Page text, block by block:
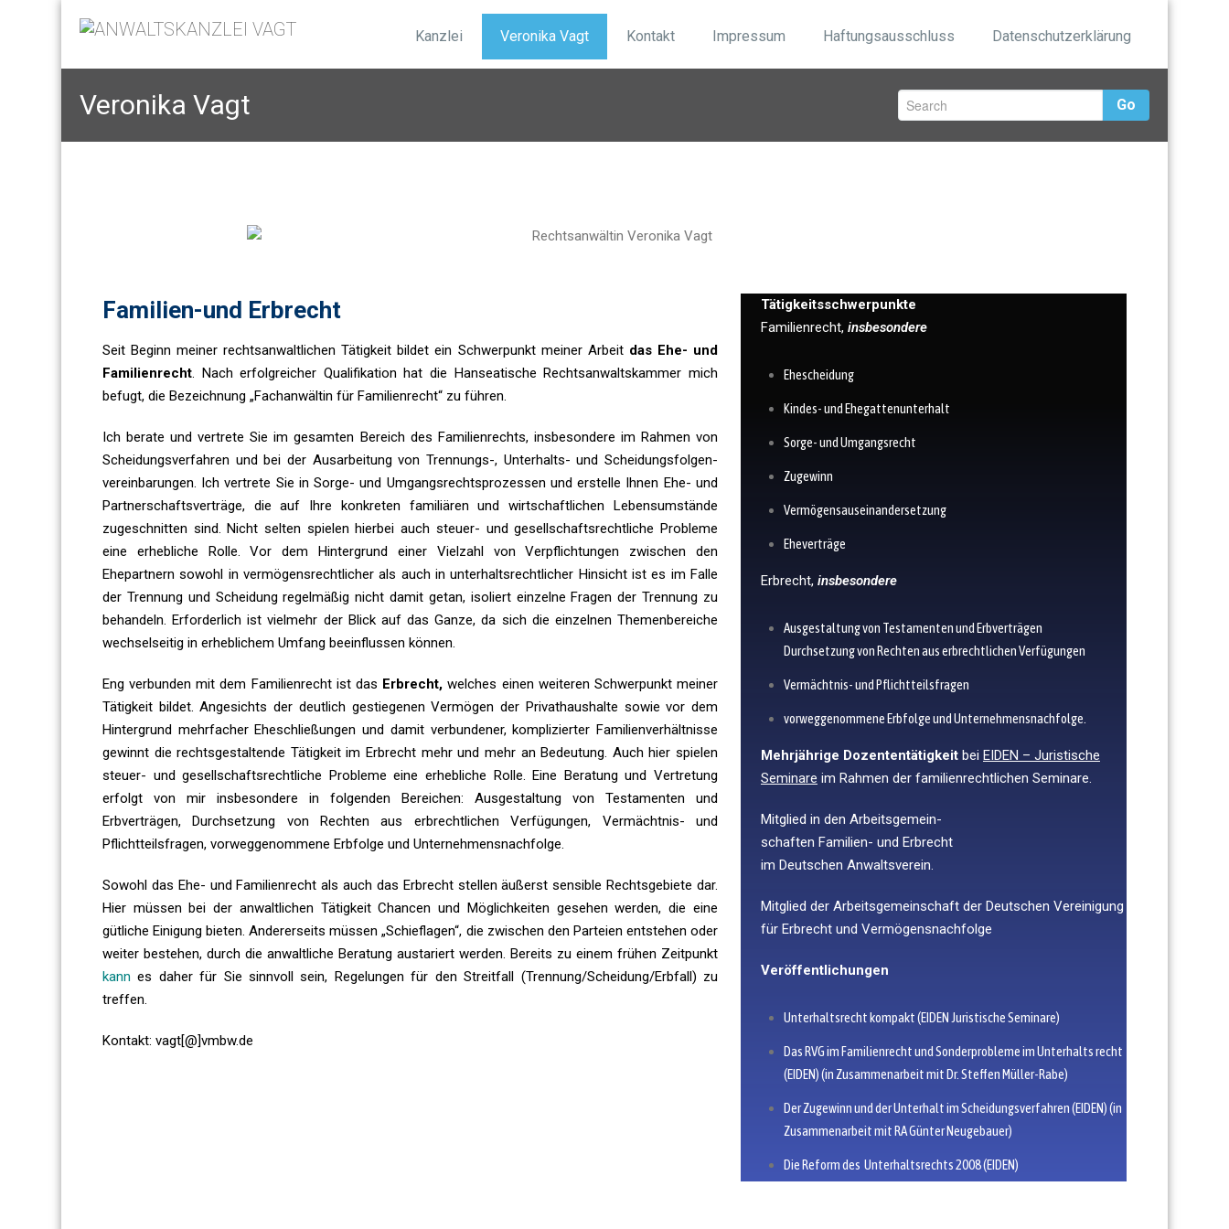
Kanzlei Veronika Vagt Kontakt Impressum Haftungsausschluss Datenschutzerklärung
Veronika Vagt Go
Familien-und Erbrecht
Seit Beginn meiner rechtsanwaltlichen Tätigkeit bildet ein Schwerpunkt meiner Arbeit das Ehe- und
Familienrecht . Nach erfolgreicher Qualifikation hat die Hanseatische Rechtsanwaltskammer mich
befugt, die Bezeichnung „Fachanwältin für Familienrecht“ zu führen.
Ich berate und vertrete Sie im gesamten Bereich des Familienrechts, insbesondere im Rahmen von
Scheidungsverfahren und bei der Ausarbeitung von Trennungs-, Unterhalts- und Scheidungsfolgen-
vereinbarungen. Ich vertrete Sie in Sorge- und Umgangsrechtsprozessen und erstelle Ihnen Ehe- und
Partnerschaftsverträge, die auf Ihre konkreten familiären und wirtschaftlichen Lebensumstände
zugeschnitten sind. Nicht selten spielen hierbei auch steuer- und gesellschaftsrechtliche Probleme
eine erhebliche Rolle. Vor dem Hintergrund einer Vielzahl von Verpflichtungen zwischen den
Ehepartnern sowohl in vermögensrechtlicher als auch in unterhaltsrechtlicher Hinsicht ist es im Falle
der Trennung und Scheidung regelmäßig nicht damit getan, isoliert einzelne Fragen der Trennung zu
behandeln. Erforderlich ist vielmehr der Blick auf das Ganze, da sich die einzelnen Themenbereiche
wechselseitig in erheblichem Umfang beeinflussen können.
Eng verbunden mit dem Familienrecht ist das Erbrecht, welches einen weiteren Schwerpunkt meiner
Tätigkeit bildet. Angesichts der deutlich gestiegenen Vermögen der Privathaushalte sowie vor dem
Hintergrund mehrfacher Eheschließungen und damit verbundener, komplizierter Familienverhältnisse
gewinnt die rechtsgestaltende Tätigkeit im Erbrecht mehr und mehr an Bedeutung. Auch hier spielen
steuer- und gesellschaftsrechtliche Probleme eine erhebliche Rolle. Eine Beratung und Vertretung
erfolgt von mir insbesondere in folgenden Bereichen: Ausgestaltung von Testamenten und
Erbverträgen, Durchsetzung von Rechten aus erbrechtlichen Verfügungen, Vermächtnis- und
Pflichtteilsfragen, vorweggenommene Erbfolge und Unternehmensnachfolge.
Sowohl das Ehe- und Familienrecht als auch das Erbrecht stellen äußerst sensible Rechtsgebiete dar.
Hier müssen bei der anwaltlichen Tätigkeit Chancen und Möglichkeiten gesehen werden, die eine
gütliche Einigung bieten. Andererseits müssen „Schieflagen“, die zwischen den Parteien entstehen oder
weiter bestehen, durch die anwaltliche Beratung austariert werden. Bereits zu einem frühen Zeitpunkt
kann es daher für Sie sinnvoll sein, Regelungen für den Streitfall (Trennung/Scheidung/Erbfall) zu
treffen.
Kontakt: vagt[@]vmbw.de
Tätigkeitsschwerpunkte
Familienrecht, insbesondere
Ehescheidung
Kindes- und Ehegattenunterhalt
Sorge- und Umgangsrecht
Zugewinn
Vermögensauseinandersetzung
Eheverträge
Erbrecht, insbesondere
Ausgestaltung von Testamenten und Erbverträgen
Durchsetzung von Rechten aus erbrechtlichen Verfügungen
Vermächtnis- und Pflichtteilsfragen
vorweggenommene Erbfolge und Unternehmensnachfolge.
Mehrjährige Dozententätigkeit bei EIDEN – Juristische
Seminare im Rahmen der familienrechtlichen Seminare.
Mitglied in den Arbeitsgemein-
schaften Familien- und Erbrecht
im Deutschen Anwaltsverein.
Mitglied der Arbeitsgemeinschaft der Deutschen Vereinigung
für Erbrecht und Vermögensnachfolge
Veröffentlichungen
Unterhaltsrecht kompakt (EIDEN Juristische Seminare)
Das RVG im Familienrecht und Sonderprobleme im Unterhalts recht
(EIDEN) (in Zusammenarbeit mit Dr. Steffen Müller-Rabe)
Der Zugewinn und der Unterhalt im Scheidungsverfahren (EIDEN) (in
Zusammenarbeit mit RA Günter Neugebauer)
Die Reform des Unterhaltsrechts 2008 (EIDEN)